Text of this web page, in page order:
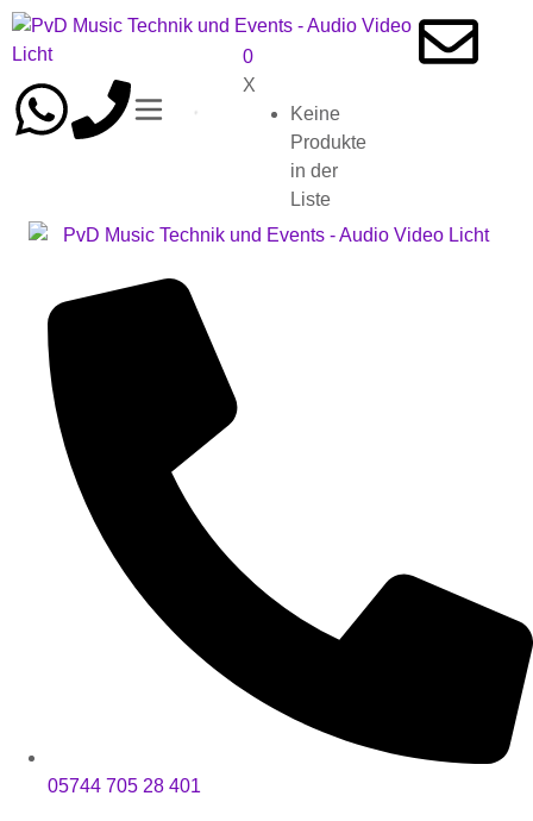
0
X
Keine
Produkte
in der
Liste
05744 705 28 401